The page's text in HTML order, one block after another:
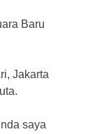
Baru
Jakarta
saya